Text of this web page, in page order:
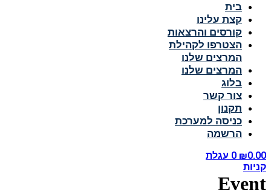
בית
קצת עלינו
קורסים והרצאות
הצטרפו לקהילת
המרצים שלנו
המרצים שלנו
בלוג
צור קשר
תקנון
כניסה למערכת
הרשמה
₪0.00
0 עגלת
קניות
Event